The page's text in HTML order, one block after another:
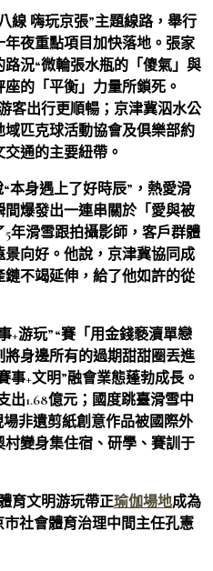
線 嗨玩京張”主題線路，舉行
夜重點項目加快落地。張家
況“微輪張水瓶的「傻氣」與
的「平衡」力量所鎖死。
客出行更順暢；京津冀泅水公
匹克球活動協會及俱樂部約
通的主要紐帶。
本身遇上了好時辰”，熱愛滑
爆發出一連串關於「愛與被
年滑雪跟拍攝影師，客戶群體
景向好。他說，京津冀協同成
不竭延伸，給了他如許的從
+游玩”“賽「用金錢褻瀆單戀
身邊所有的過期甜甜圈丟進
事+文明”融會業態蓬勃成長。
出1.68億元；國度跳臺滑雪中
非遺剪紙創意作品被國際外
變身集住宿、研學、賽訓于
育文明游玩帶正瑜伽場地成為
市社會體育治理中間主任孔憲